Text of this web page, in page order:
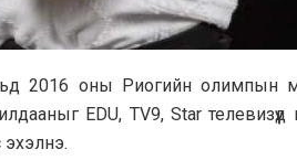
2016 оны Риогийн
EDU, TV9, Star